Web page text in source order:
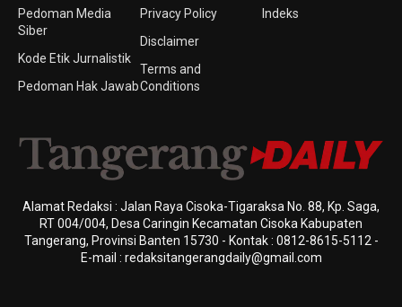
Pedoman Media
Siber
Kode Etik Jurnalistik
Pedoman Hak Jawab
Privacy Policy
Disclaimer
Terms and
Conditions
Indeks
Alamat Redaksi : Jalan Raya Cisoka-Tigaraksa No. 88, Kp. Saga,
RT 004/004, Desa Caringin Kecamatan Cisoka Kabupaten
Tangerang, Provinsi Banten 15730 - Kontak : 0812-8615-5112 -
E-mail : redaksitangerangdaily@gmail.com